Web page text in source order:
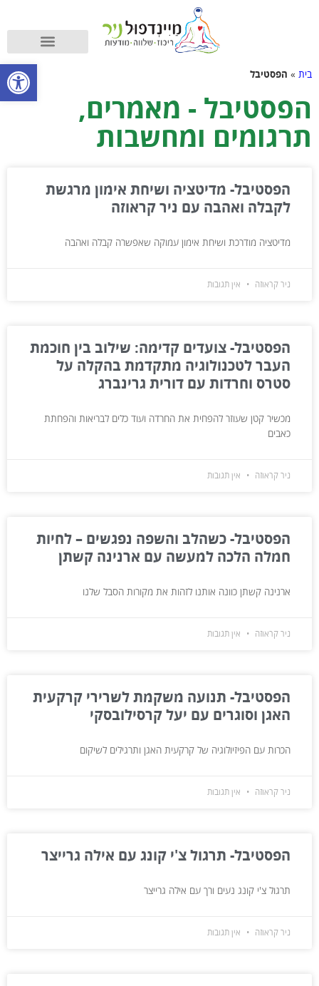
בית » הפסטיבל
הפסטיבל - מאמרים,
תרגומים ומחשבות
הפסטיבל- מדיטציה ושיחת אימון מרגשת
לקבלה ואהבה עם ניר קראוזה
מדיטציה מודרכת ושיחת אימון עמוקה שאפשרה קבלה ואהבה
ניר קראוזה אין תגובות
הפסטיבל- צועדים קדימה: שילוב בין חוכמת
העבר לטכנולוגיה מתקדמת בהקלה על
סטרס וחרדות עם דורית גרינברג
מכשיר קטן שעוזר להפחית את החרדה ועוד כלים לבריאות והפחתת
כאבים
ניר קראוזה אין תגובות
הפסטיבל- כשהלב והשפה נפגשים – לחיות
חמלה הלכה למעשה עם ארנינה קשתן
ארנינה קשתן כוונה אותנו לזהות את מקורות הסבל שלנו
ניר קראוזה אין תגובות
הפסטיבל- תנועה משקמת לשרירי קרקעית
האגן וסוגרים עם יעל קרסילובסקי
הכרות עם הפיזיולוגיה של קרקעית האגן ותרגילים לשיקום
ניר קראוזה אין תגובות
הפסטיבל- תרגול צ'י קונג עם אילה גרייצר
תרגול צ'י קונג נעים ורך עם אילה גרייצר
ניר קראוזה אין תגובות
פתח